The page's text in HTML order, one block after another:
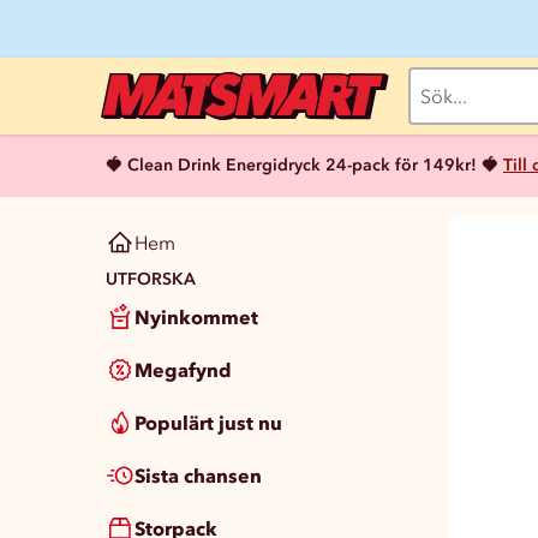
🍓 Clean Drink Energidryck 24-pack för 149kr! 🍓 Till
Hem
UTFORSKA
Nyinkommet
Megafynd
Populärt just nu
Sista chansen
Storpack